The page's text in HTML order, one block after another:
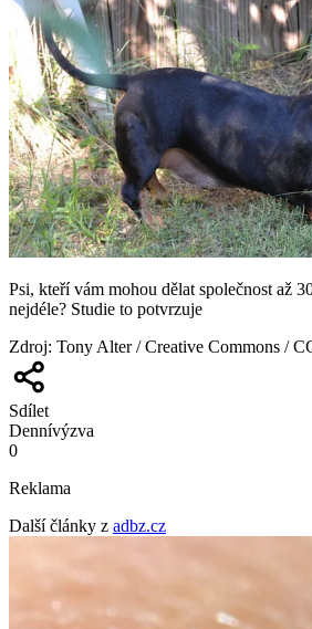
Psi, kteří vám mohou dělat společnost až
nejdéle? Studie to potvrzuje
Zdroj: Tony Alter / Creative Commons /
Sdílet
Dennívýzva
0
Reklama
Další články z adbz.cz